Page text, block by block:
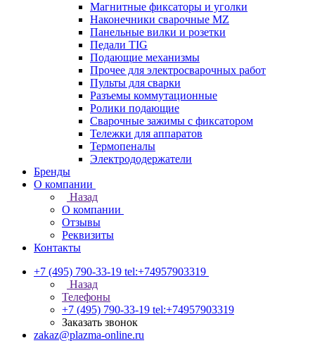
Магнитные фиксаторы и уголки
Наконечники сварочные MZ
Панельные вилки и розетки
Педали TIG
Подающие механизмы
Прочее для электросварочных работ
Пульты для сварки
Разъемы коммутационные
Ролики подающие
Сварочные зажимы с фиксатором
Тележки для аппаратов
Термопеналы
Электрододержатели
Бренды
О компании
Назад
О компании
Отзывы
Реквизиты
Контакты
+7 (495) 790-33-19 tel:+74957903319
Назад
Телефоны
+7 (495) 790-33-19 tel:+74957903319
Заказать звонок
zakaz@plazma-online.ru